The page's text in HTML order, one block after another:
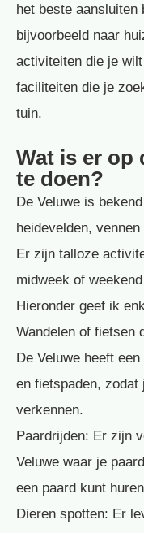
het beste aansluiten
bijvoorbeeld naar
activiteiten die je
faciliteiten die je
tuin.
Wat is er op
te doen?
De Veluwe is
heidevelden,
Er zijn talloze
midweek of
Hieronder geef ik
Wandelen of fietsen
De Veluwe heeft
en fietspaden, zodat
verkennen.
Paardrijden: Er zijn
Veluwe waar je
een paard kunt
Dieren spotten: Er